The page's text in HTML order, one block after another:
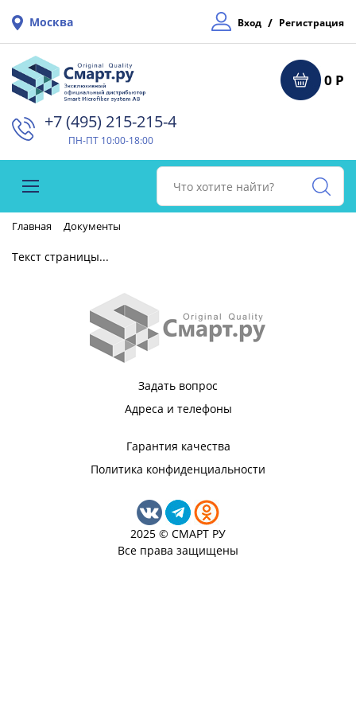
Москва Вход / Регистрация
0 Р
+7 (495) 215-215-4⁠
ПН-ПТ 10:00-18:00
Главная Документы
Текст страницы...
Задать вопрос
Адреса и телефоны
Гарантия качества
Политика конфиденциальности
2025 © СМАРТ РУ
Все права защищены